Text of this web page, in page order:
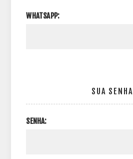
WHATSAPP:
SUA SENHA
SENHA: